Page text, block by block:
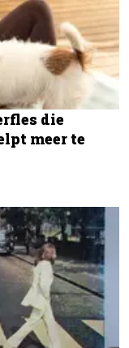
die
meer te